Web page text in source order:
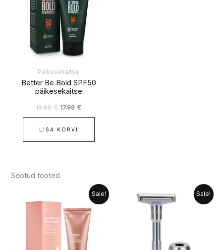
Päikesekaitse
Better Be Bold SPF50
päikesekaitse
19.99€ 17.99€
LISA KORVI
Seotud tooted
Sale!
oli:
21.99 €.
Praegune
hind
on:
14.99 €.
Sale!
hind
Praegune
hind